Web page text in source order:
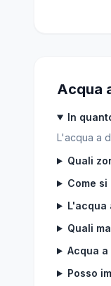
Acqua
In
L'acqua a
Quali
Come
L'acqua
Quali
Acqua
Posso